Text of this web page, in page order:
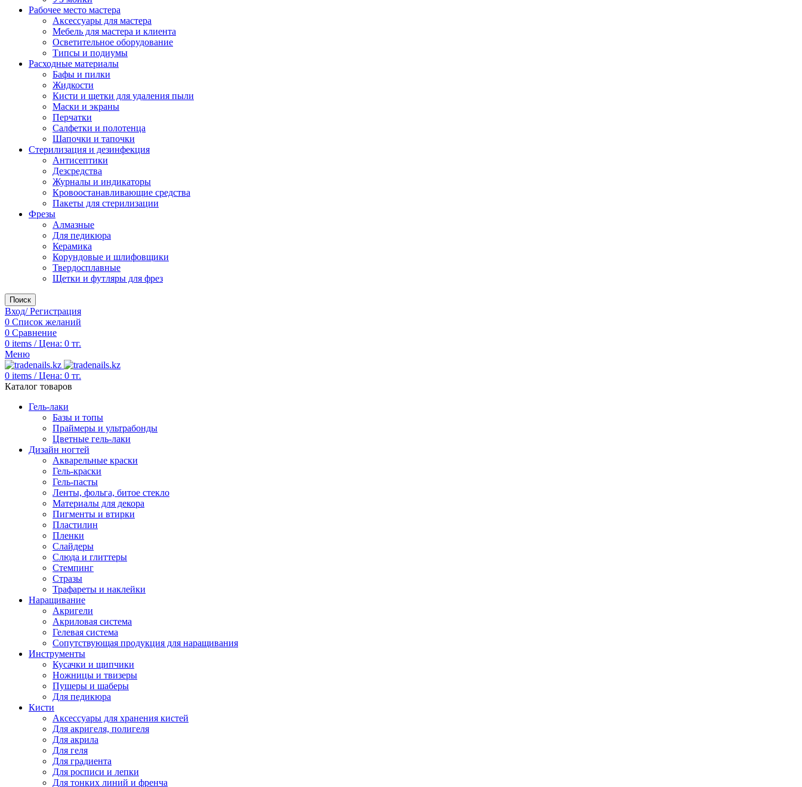
Рабочее место мастера
Аксессуары для мастера
Мебель для мастера и клиента
Осветительное оборудование
Типсы и подиумы
Расходные материалы
Бафы и пилки
Жидкости
Кисти и щетки для удаления пыли
Маски и экраны
Перчатки
Салфетки и полотенца
Шапочки и тапочки
Стерилизация и дезинфекция
Антисептики
Дезсредства
Журналы и индикаторы
Кровоостанавливающие средства
Пакеты для стерилизации
Фрезы
Алмазные
Для педикюра
Керамика
Корундовые и шлифовщики
Твердосплавные
Щетки и футляры для фрез
Поиск
Вход/ Регистрация
0 Список желаний
0 Сравнение
0 items / Цена: 0 тг.
Меню
0 items / Цена: 0 тг.
Каталог товаров
Гель-лаки
Базы и топы
Праймеры и ультрабонды
Цветные гель-лаки
Дизайн ногтей
Акварельные краски
Гель-краски
Гель-пасты
Ленты, фольга, битое стекло
Материалы для декора
Пигменты и втирки
Пластилин
Пленки
Слайдеры
Слюда и глиттеры
Стемпинг
Стразы
Трафареты и наклейки
Наращивание
Акригели
Акриловая система
Гелевая система
Сопутствующая продукция для наращивания
Инструменты
Кусачки и щипчики
Ножницы и твизеры
Пушеры и шаберы
Для педикюра
Кисти
Аксессуары для хранения кистей
Для акригеля, полигеля
Для акрила
Для геля
Для градиента
Для росписи и лепки
Для тонких линий и френча